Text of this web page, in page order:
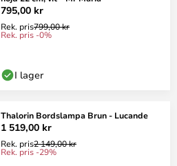
795,00 kr
Rek. pris799,00 kr
Rek. pris -0%
I lager
Thalorin Bordslampa Brun - Lucande
1 519,00 kr
Rek. pris2 149,00 kr
Rek. pris -29%